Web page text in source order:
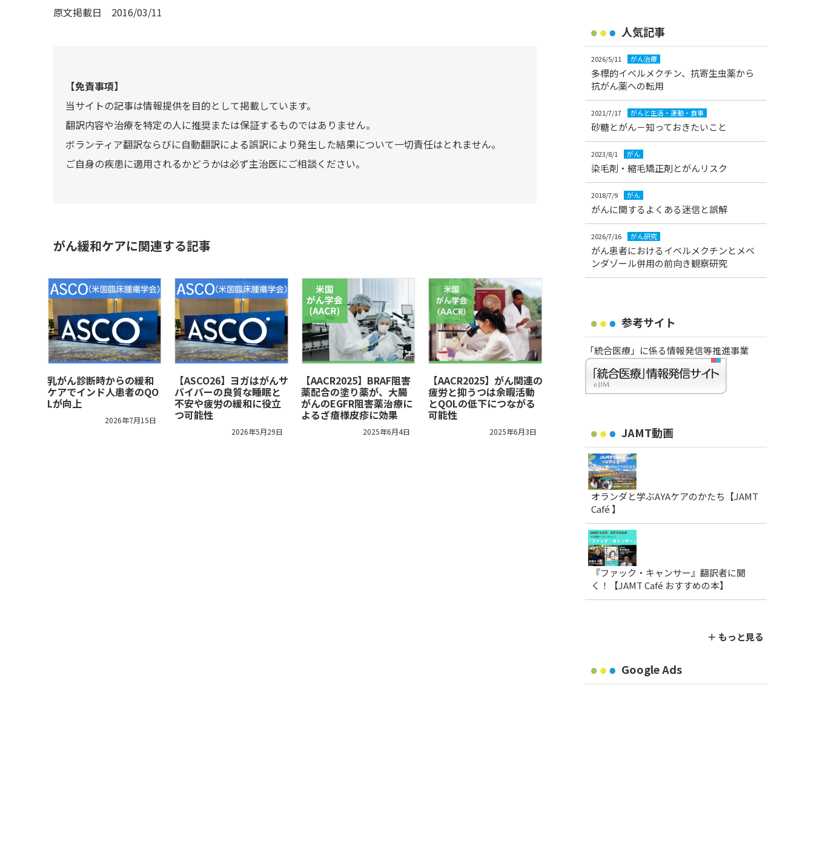
原文掲載日 2016/03/11
【免責事項】
当サイトの記事は情報提供を目的として掲載しています。
翻訳内容や治療を特定の人に推奨または保証するものではありません。
ボランティア翻訳ならびに自動翻訳による誤訳により発生した結果について一切責任はとれません。
ご自身の疾患に適用されるかどうかは必ず主治医にご相談ください。
がん緩和ケアに関連する記事
乳がん診断時からの緩和
ケアでインド人患者のQO
Lが向上
2026年7月15日
【ASCO26】ヨガはがんサ
バイバーの良質な睡眠と
不安や疲労の緩和に役立
つ可能性
2026年5月29日
【AACR2025】BRAF阻害
薬配合の塗り薬が、大腸
がんのEGFR阻害薬治療に
よるざ瘡様皮疹に効果
2025年6月4日
【AACR2025】がん関連の
疲労と抑うつは余暇活動
とQOLの低下につながる
可能性
2025年6月3日
人気記事
2026/5/11 がん治療
多標的イベルメクチン、抗寄生虫薬から
抗がん薬への転用
2021/7/17 がんと生活・運動・食事
砂糖とがん－知っておきたいこと
2023/8/1 がん
染毛剤・縮毛矯正剤とがんリスク
2018/7/9 がん
がんに関するよくある迷信と誤解
2026/7/16 がん研究
がん患者におけるイベルメクチンとメベ
ンダゾール併用の前向き観察研究
参考サイト
「統合医療」に係る情報発信等推進事業
JAMT動画
オランダと学ぶAYAケアのかたち【JAMT
Café 】
『ファック・キャンサー』翻訳者に聞
く！【JAMT Café おすすめの本】
＋ もっと見る
Google Ads